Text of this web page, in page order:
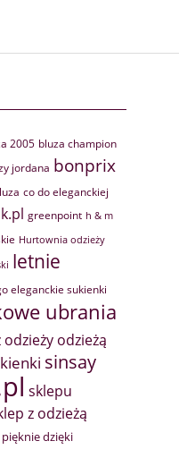
2005 bluza champion
jordana bonprix
co do eleganckiej
greenpoint h & m
Hurtownia odzieży
letnie
eleganckie sukienki
ubrania
odzieży odzieżą
sinsay
sklepu
z odzieżą
dzięki